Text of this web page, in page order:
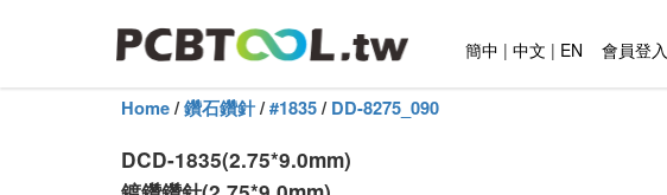
簡中 | 中文 | EN 會員登入
Home/鑽石鑽針/#1835/DD-8275_090
DCD-1835(2.75*9.0mm)